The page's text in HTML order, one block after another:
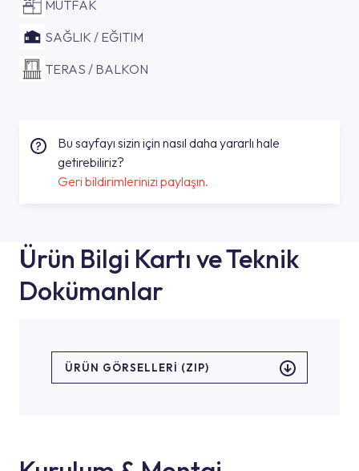
MUTFAK
SAĞLIK / EĞITIM
TERAS / BALKON
Bu sayfayı sizin için nasıl daha yararlı hale
getirebiliriz?
Geri bildirimlerinizi paylaşın.
Ürün Bilgi Kartı ve Teknik
Dokümanlar
ÜRÜN GÖRSELLERI (ZIP)